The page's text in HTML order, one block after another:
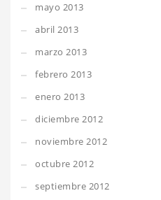
mayo 2013
abril 2013
marzo 2013
febrero 2013
enero 2013
diciembre 2012
noviembre 2012
octubre 2012
septiembre 2012